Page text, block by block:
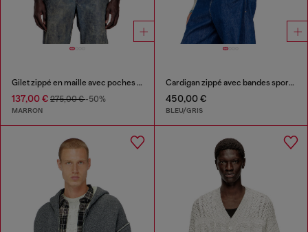
Gilet zippé en maille avec poches cargo
137,00 € 275,00 €-50%
MARRON
Cardigan zippé avec bandes sportives
450,00 €
BLEU/GRIS